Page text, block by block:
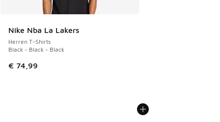
Nike Nba La Lakers
Herren T-Shirts
Black - Black - Black
€ 74,99